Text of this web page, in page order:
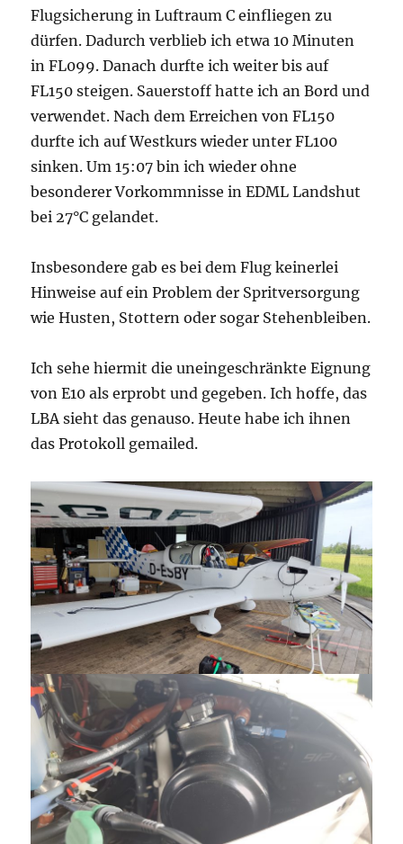
Flugsicherung in Luftraum C einfliegen zu
dürfen. Dadurch verblieb ich etwa 10 Minuten
in FL099. Danach durfte ich weiter bis auf
FL150 steigen. Sauerstoff hatte ich an Bord und
verwendet. Nach dem Erreichen von FL150
durfte ich auf Westkurs wieder unter FL100
sinken. Um 15:07 bin ich wieder ohne
besonderer Vorkommnisse in EDML Landshut
bei 27°C gelandet.
Insbesondere gab es bei dem Flug keinerlei
Hinweise auf ein Problem der Spritversorgung
wie Husten, Stottern oder sogar Stehenbleiben.
Ich sehe hiermit die uneingeschränkte Eignung
von E10 als erprobt und gegeben. Ich hoffe, das
LBA sieht das genauso. Heute habe ich ihnen
das Protokoll gemailed.